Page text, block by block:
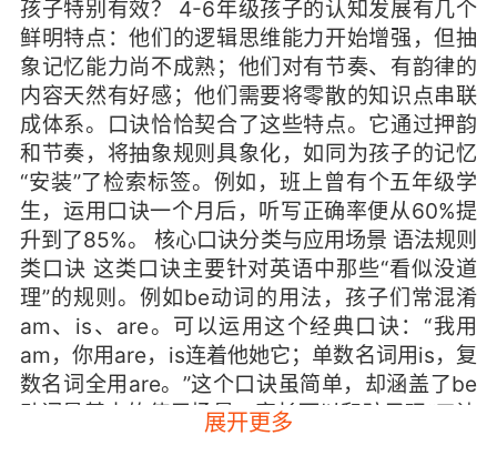
孩子特别有效？ 4-6年级孩子的认知发展有几个
鲜明特点：他们的逻辑思维能力开始增强，但抽
象记忆能力尚不成熟；他们对有节奏、有韵律的
内容天然有好感；他们需要将零散的知识点串联
成体系。口诀恰恰契合了这些特点。它通过押韵
和节奏，将抽象规则具象化，如同为孩子的记忆
“安装”了检索标签。例如，班上曾有个五年级学
生，运用口诀一个月后，听写正确率便从60%提
升到了85%。 核心口诀分类与应用场景 语法规则
类口诀 这类口诀主要针对英语中那些“看似没道
理”的规则。例如be动词的用法，孩子们常混淆
am、is、are。可以运用这个经典口诀：“我用
am，你用are，is连着他她它；单数名词用is，复
数名词全用are。”这个口诀虽简单，却涵盖了be
动词最基本的使用场景。家长可以和孩子玩“口诀
接龙”游戏，在互动中内化规则。 人称代词也是易
展开更多